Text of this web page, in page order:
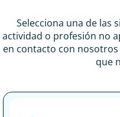
Selecciona una de las
actividad o profesión no
en contacto con
que